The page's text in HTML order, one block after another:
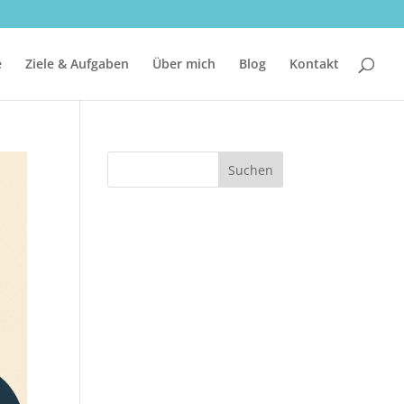
Ziele & Aufgaben Über mich Blog Kontakt
Suchen